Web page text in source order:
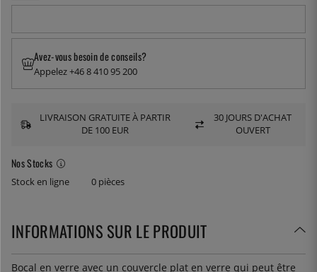
Nos Stocks
Stock en ligne 0 pièces
Avez-vous besoin de conseils?
Appelez +46 8 410 95 200
LIVRAISON GRATUITE À PARTIR
DE 100 EUR
30 JOURS D'ACHAT
OUVERT
INFORMATIONS SUR LE PRODUIT
Bocal en verre avec un couvercle plat en verre qui peut être